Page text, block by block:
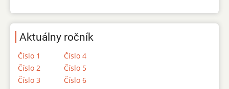
Aktuálny ročník
Číslo 1
Číslo 2
Číslo 3
Číslo 4
Číslo 5
Číslo 6